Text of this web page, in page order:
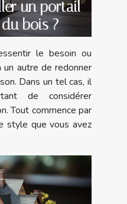
un portail
bois ?
le besoin ou
un autre de redonner
Dans un tel cas, il
de considérer
Tout commence par
style que vous avez